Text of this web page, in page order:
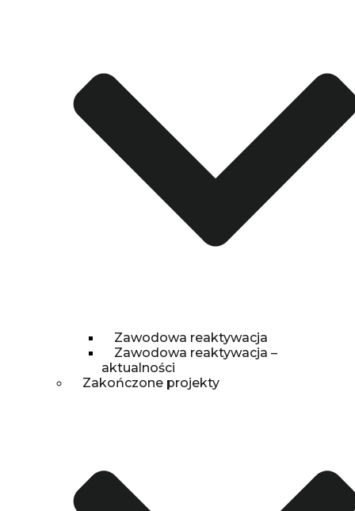
Zawodowa reaktywacja
Zawodowa reaktywacja –
aktualności
Zakończone projekty